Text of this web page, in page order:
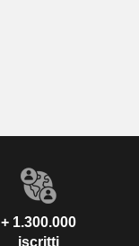
+ 1.300.000
iscritti